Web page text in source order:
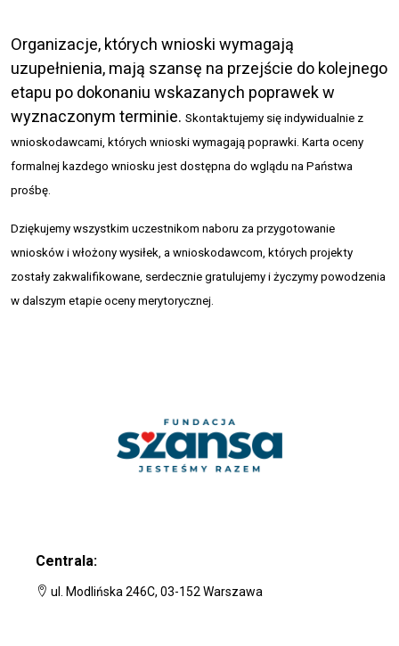
Organizacje, których wnioski wymagają
uzupełnienia, mają szansę na przejście do kolejnego
etapu po dokonaniu wskazanych poprawek w
wyznaczonym terminie. Skontaktujemy się indywidualnie z
wnioskodawcami, których wnioski wymagają poprawki. Karta oceny
formalnej kazdego wniosku jest dostępna do wglądu na Państwa
prośbę.
Dziękujemy wszystkim uczestnikom naboru za przygotowanie
wniosków i włożony wysiłek, a wnioskodawcom, których projekty
zostały zakwalifikowane, serdecznie gratulujemy i życzymy powodzenia
w dalszym etapie oceny merytorycznej.
Centrala:
ul. Modlińska 246C, 03-152 Warszawa